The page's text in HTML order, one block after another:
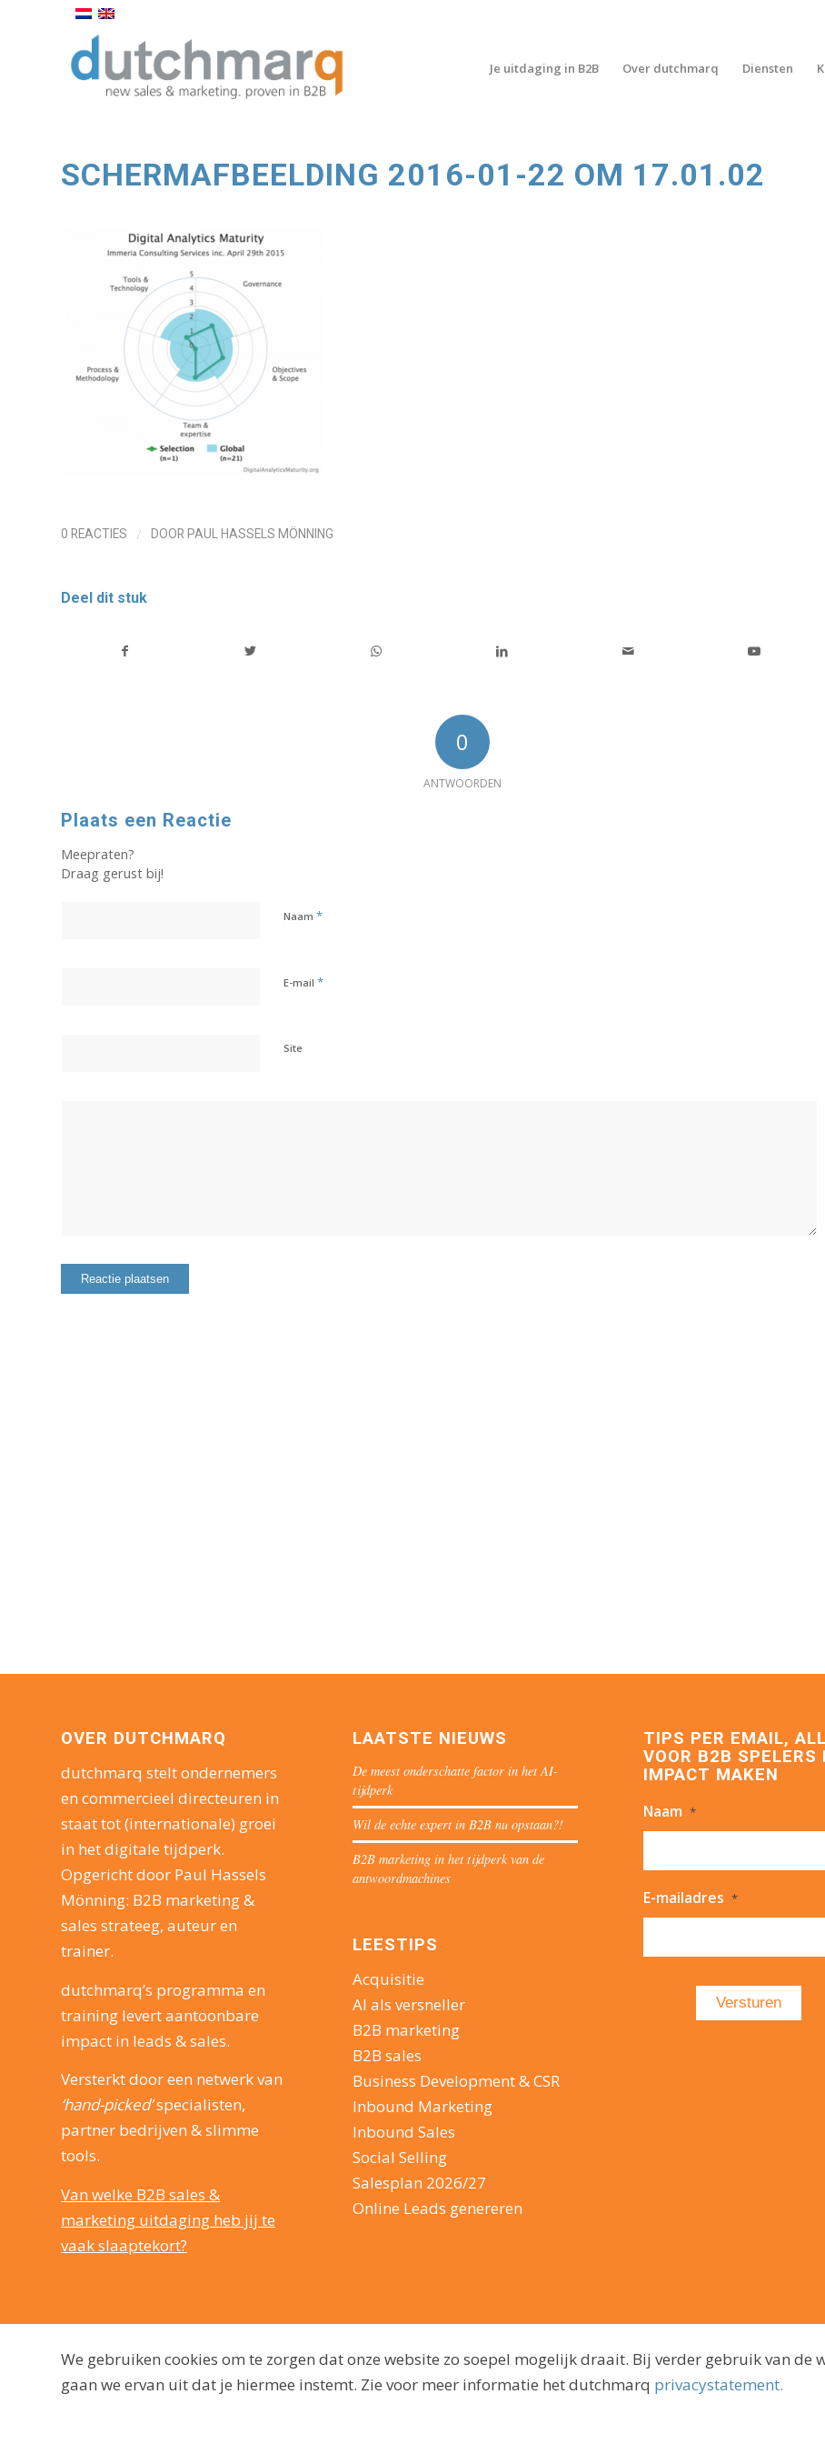
Je uitdaging in B2B Over dutchmarq Diensten
SCHERMAFBEELDING 2016-01-22 OM 17.01.02
0 REACTIES / DOOR PAUL HASSELS MÖNNING
Deel dit stuk
0
ANTWOORDEN
Plaats een Reactie
Meepraten?
Draag gerust bij!
Naam *
E-mail *
Site
OVER DUTCHMARQ
dutchmarq stelt ondernemers
en commercieel directeuren in
staat tot (internationale) groei
in het digitale tijdperk.
Opgericht door Paul Hassels
Mönning: B2B marketing &
sales strateeg, auteur en
trainer.
dutchmarq’s programma en
training levert aantoonbare
impact in leads & sales.
Versterkt door een netwerk van
‘hand-picked’specialisten,
partner bedrijven & slimme
tools.
Van welke B2B sales &
marketing uitdaging heb jij te
vaak slaaptekort?
LAATSTE NIEUWS
De meest onderschatte factor in het AI-
tijdperk
Wil de echte expert in B2B nu opstaan?!
B2B marketing in het tijdperk van de
antwoordmachines
LEESTIPS
Acquisitie
AI als versneller
B2B marketing
B2B sales
Business Development & CSR
Inbound Marketing
Inbound Sales
Social Selling
Salesplan 2026/27
Online Leads genereren
TIPS PER EMAIL,
VOOR B2B SPELERS
IMPACT MAKEN
Naam *
E-mailadres *
We gebruiken cookies om te zorgen dat onze website zo soepel mogelijk draait. Bij verder gebruik van de
gaan we ervan uit dat je hiermee instemt. Zie voor meer informatie het dutchmarq privacystatement.